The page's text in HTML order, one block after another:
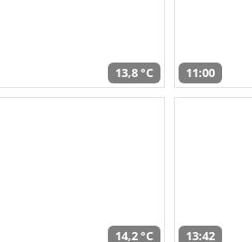
13,8 °C 11:00
14,2 °C 13:42